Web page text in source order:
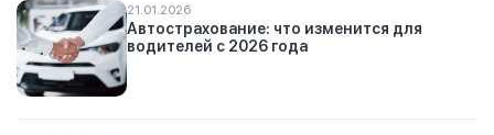
21.01.2026
Автострахование: что изменится для
водителей с 2026 года